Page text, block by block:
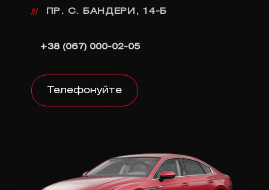
/// ПР. С. БАНДЕРИ, 14-Б
+38 (067) 000-02-05
Телефонуйте